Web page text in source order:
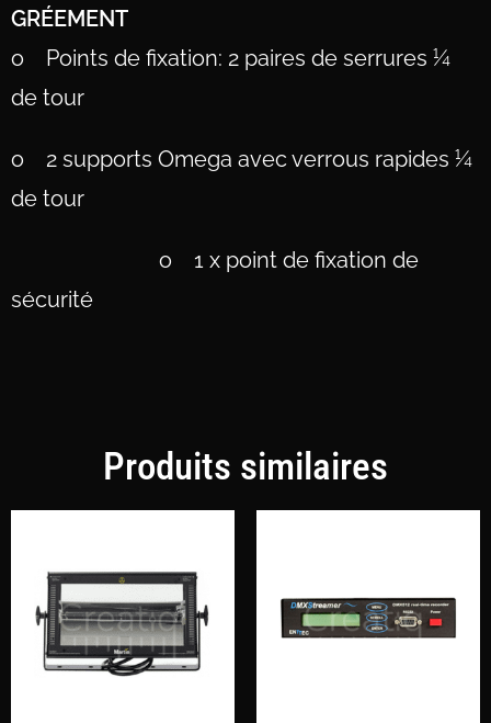
GRÉEMENT
o Points de fixation: 2 paires de serrures ¼
de tour
o 2 supports Omega avec verrous rapides ¼
de tour
o 1 x point de fixation de
sécurité
Produits similaires